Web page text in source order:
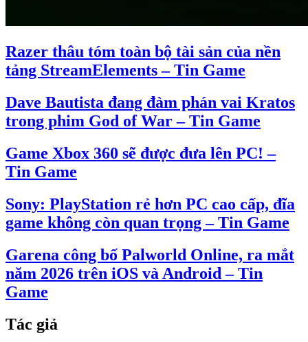
Razer thâu tóm toàn bộ tài sản của nền
tảng StreamElements – Tin Game
Dave Bautista đang đàm phán vai Kratos
trong phim God of War – Tin Game
Game Xbox 360 sẽ được đưa lên PC! –
Tin Game
Sony: PlayStation rẻ hơn PC cao cấp, đĩa
game không còn quan trọng – Tin Game
Garena công bố Palworld Online, ra mắt
năm 2026 trên iOS và Android – Tin
Game
Tác giả